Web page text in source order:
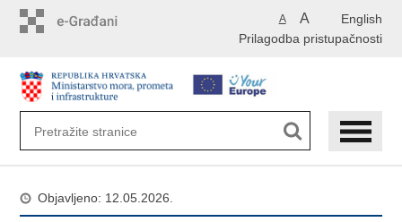
English
A A
Prilagodba pristupačnosti
Objavljeno: 12.05.2026.